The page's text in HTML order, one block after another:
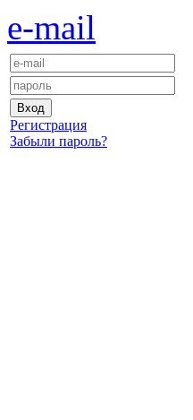
e-mail
Регистрация
Забыли пароль?